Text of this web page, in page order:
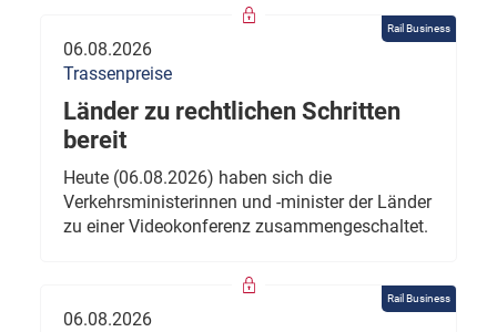
Rail Business
06.08.2026
Trassenpreise
Länder zu rechtlichen Schritten
bereit
Heute (06.08.2026) haben sich die
Verkehrsministerinnen und -minister der Länder
zu einer Videokonferenz zusammengeschaltet.
Rail Business
06.08.2026